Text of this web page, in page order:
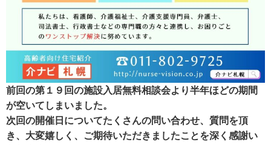
前回の第１９回の施設入居無料相談会より半年ほどの期間
が空いてしまいました。
次回の開催日についてたくさんの問い合わせ、質問を頂
き、大変嬉しく、ご期待いただきましたことを深く感謝い